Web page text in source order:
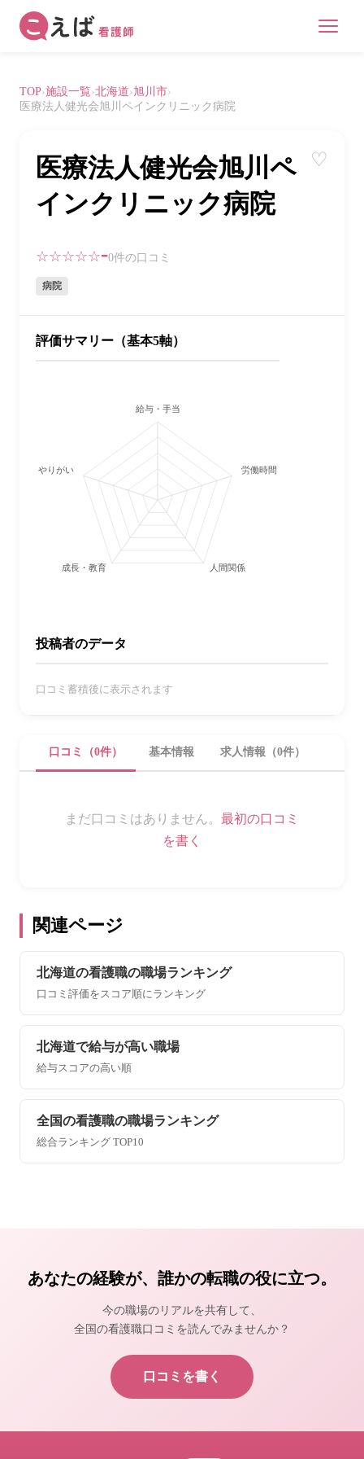
TOP›施設一覧›北海道›旭川市›
医療法人健光会旭川ペインクリニック病院
医療法人健光会旭川ペ
インクリニック病院
♡
☆☆☆☆☆-0件の口コミ
病院
評価サマリー（基本5軸）
給与・手当
労働時間・休日
人間関係
成長・教育
やりがい
投稿者のデータ
口コミ蓄積後に表示されます
口コミ（0件） 基本情報 求人情報（0件）
まだ口コミはありません。 最初の口コミ
を書く
関連ページ
北海道の看護職の職場ランキング
口コミ評価をスコア順にランキング
北海道で給与が高い職場
給与スコアの高い順
全国の看護職の職場ランキング
総合ランキング TOP10
あなたの経験が、誰かの転職の役に立つ。
今の職場のリアルを共有して、
全国の看護職口コミを読んでみませんか？
口コミを書く